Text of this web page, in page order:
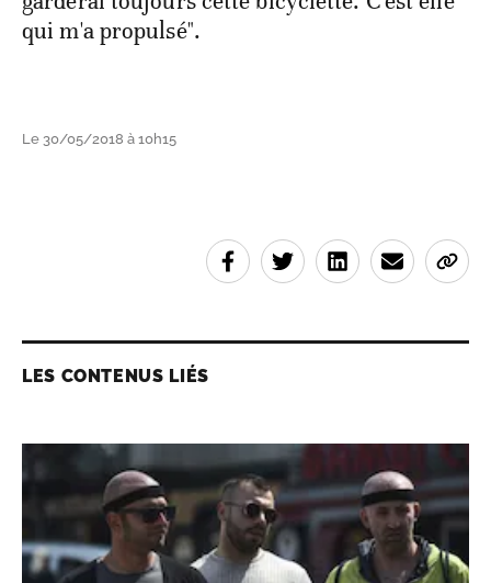
qui m'a propulsé".
Le 30/05/2018 à 10h15
LES CONTENUS LIÉS